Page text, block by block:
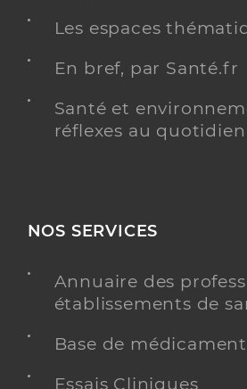
Les espaces
En bref, par Santé.fr
Santé et
réflexes au quotidien
NOS SERVICES
Annuaire des
établissements de
Base de
Essais Cliniques